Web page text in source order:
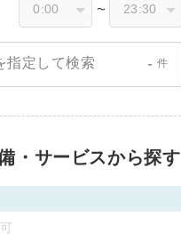
〜
指定して検索 - 件
・サービスから探す